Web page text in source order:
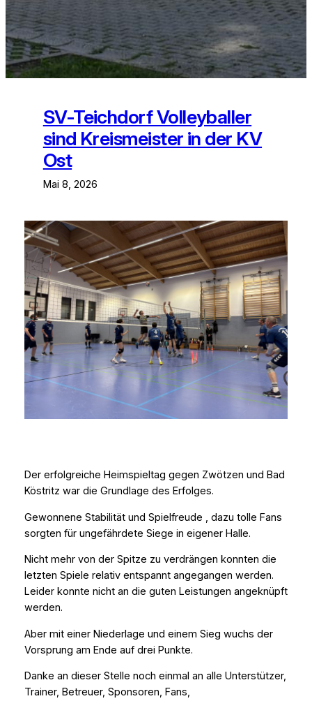
SV-Teichdorf Volleyballer
sind Kreismeister in der KV
Ost
Mai 8, 2026
Der erfolgreiche Heimspieltag gegen Zwötzen und Bad
Köstritz war die Grundlage des Erfolges.
Gewonnene Stabilität und Spielfreude , dazu tolle Fans
sorgten für ungefährdete Siege in eigener Halle.
Nicht mehr von der Spitze zu verdrängen konnten die
letzten Spiele relativ entspannt angegangen werden.
Leider konnte nicht an die guten Leistungen angeknüpft
werden.
Aber mit einer Niederlage und einem Sieg wuchs der
Vorsprung am Ende auf drei Punkte.
Danke an dieser Stelle noch einmal an alle Unterstützer,
Trainer, Betreuer, Sponsoren, Fans,